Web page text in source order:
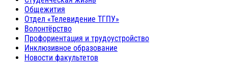
Общежития
Отдел «Телевидение ТГПУ»
Волонтёрство
Профориентация и трудоустройство
Инклюзивное образование
Новости факультетов